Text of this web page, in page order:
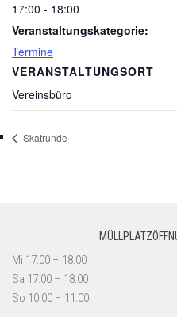
17:00 - 18:00
Veranstaltungskategorie:
Termine
VERANSTALTUNGSORT
Vereinsbüro
Skatrunde
Mi 17:00 – 18:00
Sa 17:00 – 18:00
So 10:00 – 11:00